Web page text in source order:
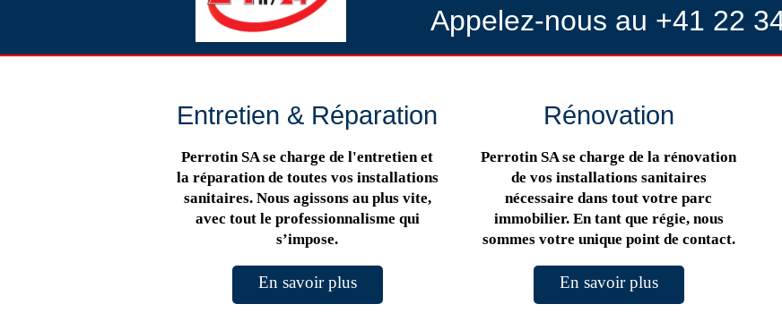
Appelez-nous au +41 22
Entretien & Réparation
Perrotin SA se charge de l'entretien et
la réparation de toutes vos installations
sanitaires. Nous agissons au plus vite,
avec tout le professionnalisme qui
s’impose.
En savoir plus
Rénovation
Perrotin SA se charge de la rénovation
de vos installations sanitaires
nécessaire dans tout votre parc
immobilier. En tant que régie, nous
sommes votre unique point de contact.
En savoir plus